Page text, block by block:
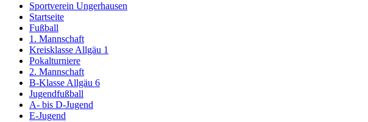
Sportverein Ungerhausen
Startseite
Fußball
1. Mannschaft
Kreisklasse Allgäu 1
Pokalturniere
2. Mannschaft
B-Klasse Allgäu 6
Jugendfußball
A- bis D-Jugend
E-Jugend